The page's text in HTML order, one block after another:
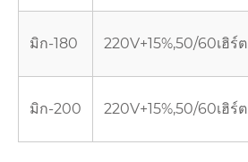
มิก-180 220V+15%,50/60เฮิร์ต
มิก-200 220V+15%,50/60เฮิร์ต